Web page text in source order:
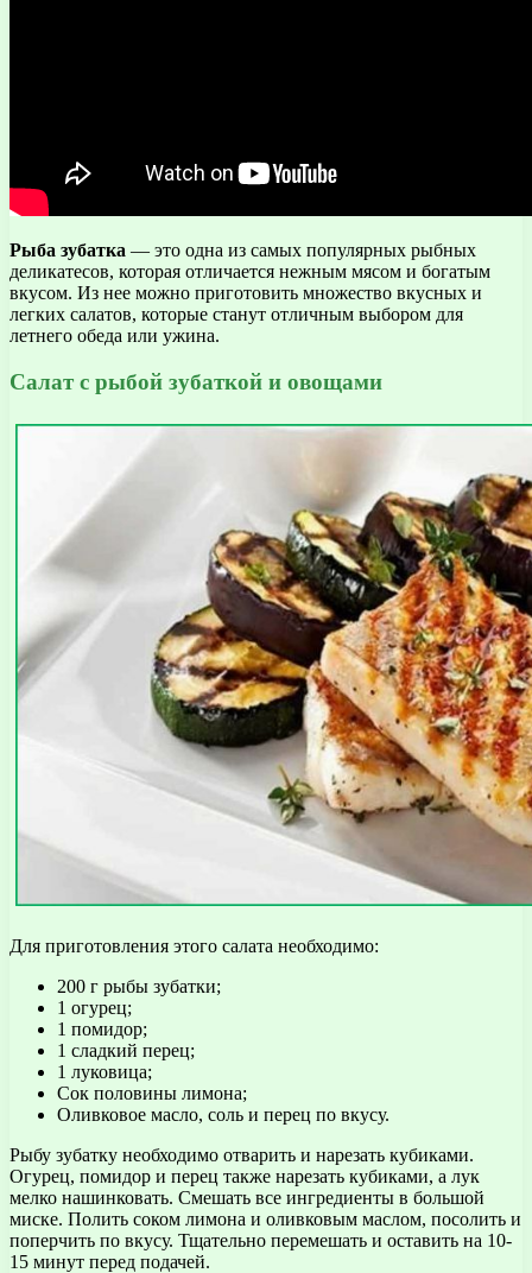
Рыба зубатка — это одна из самых популярных рыбных
деликатесов, которая отличается нежным мясом и богатым
вкусом. Из нее можно приготовить множество вкусных и
легких салатов, которые станут отличным выбором для
летнего обеда или ужина.
Салат с рыбой зубаткой и овощами
Для приготовления этого салата необходимо:
200 г рыбы зубатки;
1 огурец;
1 помидор;
1 сладкий перец;
1 луковица;
Сок половины лимона;
Оливковое масло, соль и перец по вкусу.
Рыбу зубатку необходимо отварить и нарезать кубиками.
Огурец, помидор и перец также нарезать кубиками, а лук
мелко нашинковать. Смешать все ингредиенты в большой
миске. Полить соком лимона и оливковым маслом, посолить и
поперчить по вкусу. Тщательно перемешать и оставить на 10-
15 минут перед подачей.